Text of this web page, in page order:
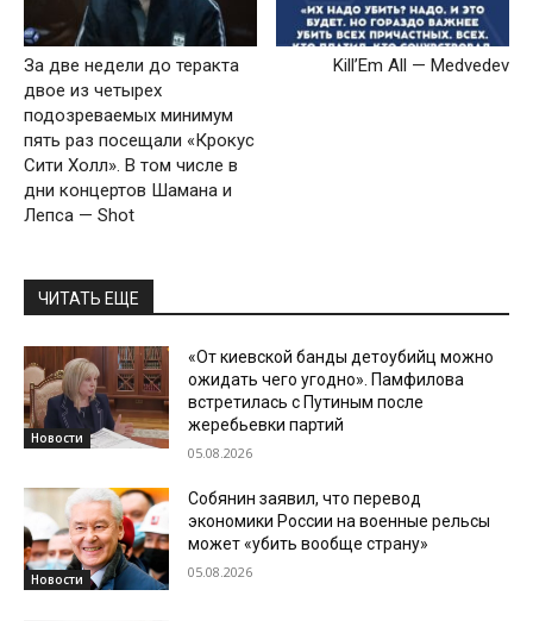
За две недели до теракта
двое из четырех
подозреваемых минимум
пять раз посещали «Крокус
Сити Холл». В том числе в
дни концертов Шамана и
Лепса — Shot
Kill’Em All — Medvedev
ЧИТАТЬ ЕЩЕ
Новости
«От киевской банды детоубийц можно
ожидать чего угодно». Памфилова
встретилась с Путиным после
жеребьевки партий
05.08.2026
Новости
Собянин заявил, что перевод
экономики России на военные рельсы
может «убить вообще страну»
05.08.2026